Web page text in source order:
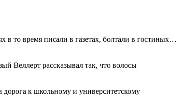
в то время писали в газетах, болтали в гостиных…
Веллерт рассказывал так, что волосы
к школьному и университетскому